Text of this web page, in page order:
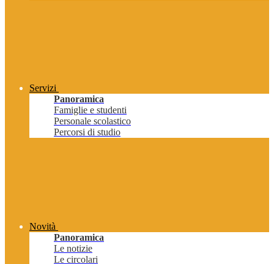
Servizi
Panoramica
Famiglie e studenti
Personale scolastico
Percorsi di studio
Novità
Panoramica
Le notizie
Le circolari